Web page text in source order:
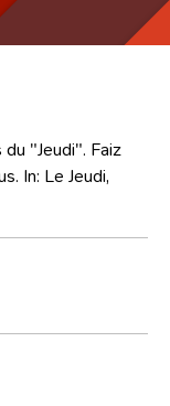
"Jeudi". Faiz
In: Le Jeudi,